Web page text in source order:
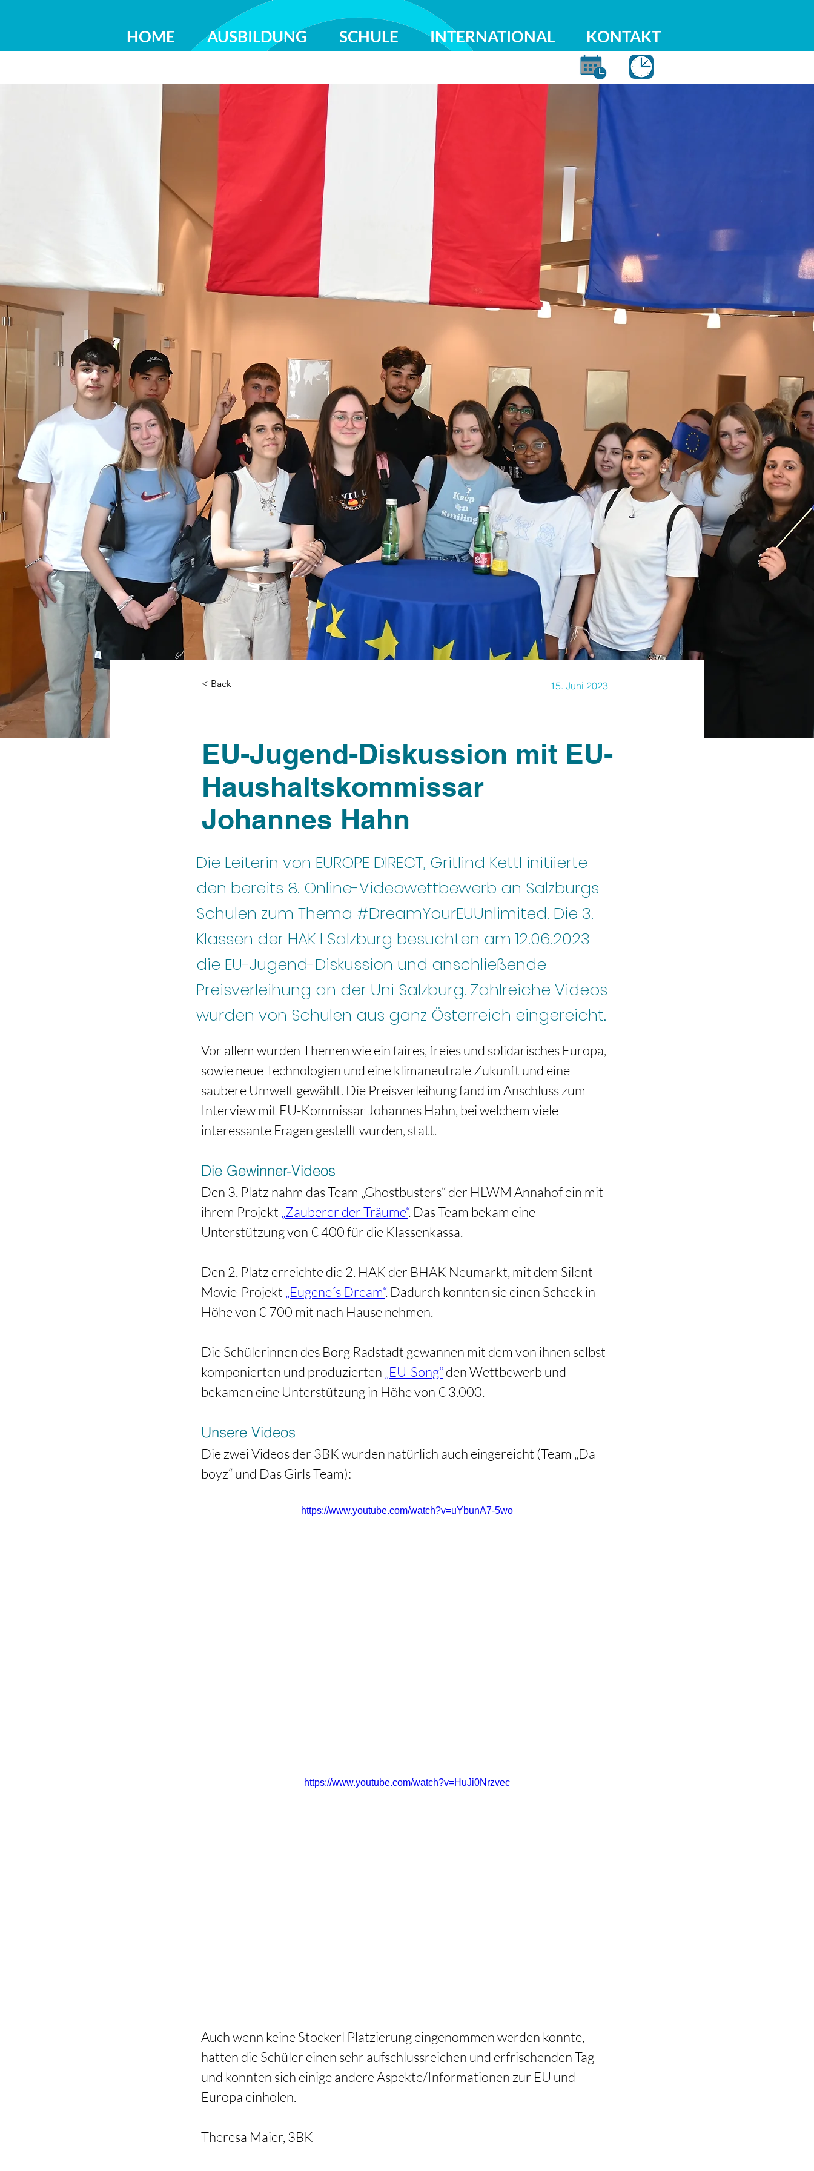
HOME AUSBILDUNG SCHULE INTERNATIONAL KONTAKT
< Back 15. Juni 2023
EU-Jugend-Diskussion mit EU-
Haushaltskommissar
Johannes Hahn
Die Leiterin von EUROPE DIRECT, Gritlind Kettl initiierte
den bereits 8. Online-Videowettbewerb an Salzburgs
Schulen zum Thema #DreamYourEUUnlimited. Die 3.
Klassen der HAK I Salzburg besuchten am 12.06.2023
die EU-Jugend-Diskussion und anschließende
Preisverleihung an der Uni Salzburg. Zahlreiche Videos
wurden von Schulen aus ganz Österreich eingereicht.
Vor allem wurden Themen wie ein faires, freies und solidarisches Europa,
sowie neue Technologien und eine klimaneutrale Zukunft und eine
saubere Umwelt gewählt. Die Preisverleihung fand im Anschluss zum
Interview mit EU-Kommissar Johannes Hahn, bei welchem viele
interessante Fragen gestellt wurden, statt.
Die Gewinner-Videos
Den 3. Platz nahm das Team „Ghostbusters“ der HLWM Annahof ein mit
ihrem Projekt „Zauberer der Träume“. Das Team bekam eine
Unterstützung von € 400 für die Klassenkassa.
Den 2. Platz erreichte die 2. HAK der BHAK Neumarkt, mit dem Silent
Movie-Projekt „Eugene´s Dream“. Dadurch konnten sie einen Scheck in
Höhe von € 700 mit nach Hause nehmen.
Die Schülerinnen des Borg Radstadt gewannen mit dem von ihnen selbst
komponierten und produzierten „EU-Song“ den Wettbewerb und
bekamen eine Unterstützung in Höhe von € 3.000.
Unsere Videos
Die zwei Videos der 3BK wurden natürlich auch eingereicht (Team „Da
boyz“ und Das Girls Team):
https://www.youtube.com/watch?v=uYbunA7-5wo
https://www.youtube.com/watch?v=HuJi0Nrzvec
Auch wenn keine Stockerl Platzierung eingenommen werden konnte,
hatten die Schüler einen sehr aufschlussreichen und erfrischenden Tag
und konnten sich einige andere Aspekte/Informationen zur EU und
Europa einholen.
Theresa Maier, 3BK